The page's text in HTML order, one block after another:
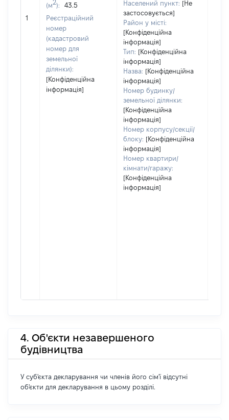
1
(м2):
43.5
Реєстраційний
номер
(кадастровий
номер для
земельної
ділянки):
[Конфіденційна
інформація]
Населений пункт: [Не
застосовується]
Район у місті:
[Конфіденційна
інформація]
Тип: [Конфіденційна
інформація]
Назва: [Конфіденційна
інформація]
Номер будинку/
земельної ділянки:
[Конфіденційна
інформація]
Номер корпусу/секції/
блоку: [Конфіденційна
інформація]
Номер квартири/
кімнати/гаражу:
[Конфіденційна
інформація]
4. Об'єкти незавершеного
будівництва
У суб'єкта декларування чи членів його сім'ї відсутні
об'єкти для декларування в цьому розділі.